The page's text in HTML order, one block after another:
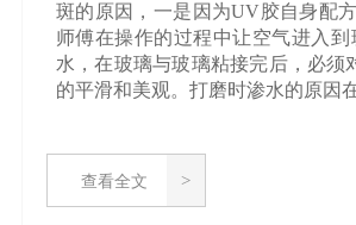
斑的原因，一是因为UV胶自身配
师傅在操作的过程中让空气进入
水，在玻璃与玻璃粘接完后，必
的平滑和美观。打磨时渗水的原因
查看全文